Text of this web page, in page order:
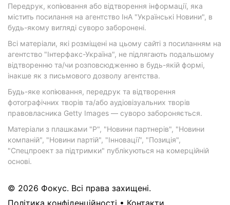
Передрук, копіювання або відтворення інформації, яка
містить посилання на агентство ІнА "Українські Новини", в
будь-якому вигляді суворо заборонені.
Всі матеріали, які розміщені на цьому сайті з посиланням на
агентство "Інтерфакс-Україна", не підлягають подальшому
відтворенню та/чи розповсюдженню в будь-якій формі,
інакше як з письмового дозволу агентства.
Будь-яке копіювання, передрук та відтворення
фотографічних творів та/або аудіовізуальних творів
правовласника Getty Images — суворо забороняється.
Матеріали з плашками "Р", "Новини партнерів", "Новини
компаній", "Новини партій", "Інновації", "Позиція",
"Спецпроект за підтримки" публікуються на комерційній
основі.
© 2026 Фокус. Всі права захищені.
Політика конфіденційності • Контакти